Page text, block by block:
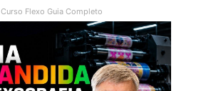
Curso Flexo Guia Completo